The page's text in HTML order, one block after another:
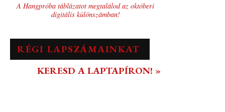
A Hangpróba táblázatot megtalálod az októberi
digitális különszámban!
RÉGI LAPSZÁMAINKAT
KERESD A LAPTAPÍRON! »